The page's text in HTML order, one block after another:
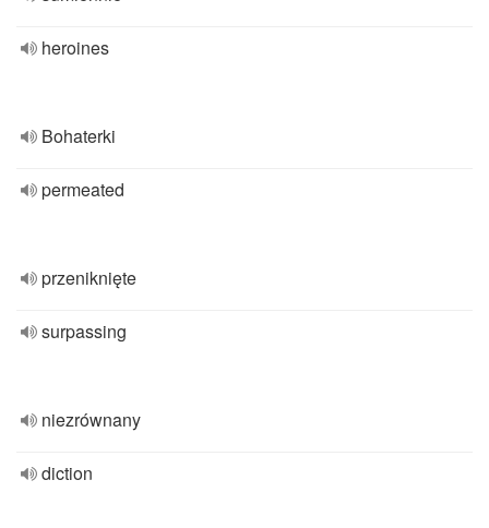
heroines
Bohaterki
permeated
przeniknięte
surpassing
niezrównany
diction